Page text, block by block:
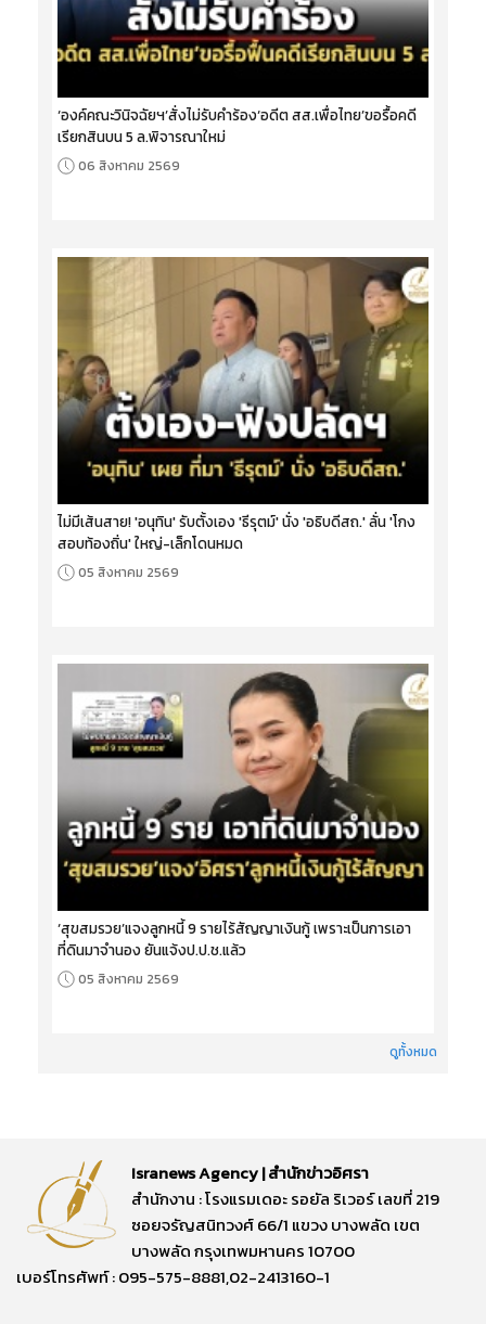
‘องค์คณะวินิจฉัยฯ’สั่งไม่รับคำร้อง‘อดีต สส.เพื่อไทย’ขอรื้อคดี
เรียกสินบน 5 ล.พิจารณาใหม่
06 สิงหาคม 2569
ไม่มีเส้นสาย! 'อนุทิน' รับตั้งเอง 'ธีรุตม์' นั่ง 'อธิบดีสถ.' ลั่น 'โกง
สอบท้องถิ่น' ใหญ่-เล็กโดนหมด
05 สิงหาคม 2569
‘สุขสมรวย’แจงลูกหนี้ 9 รายไร้สัญญาเงินกู้ เพราะเป็นการเอา
ที่ดินมาจำนอง ยันแจ้งป.ป.ช.แล้ว
05 สิงหาคม 2569
ดูทั้งหมด
Isranews Agency | สำนักข่าวอิศรา
สำนักงาน : โรงแรมเดอะ รอยัล ริเวอร์ เลขที่ 219
ซอยจรัญสนิทวงศ์ 66/1 แขวง บางพลัด เขต
บางพลัด กรุงเทพมหานคร 10700
เบอร์โทรศัพท์ : 095-575-8881,02-2413160-1